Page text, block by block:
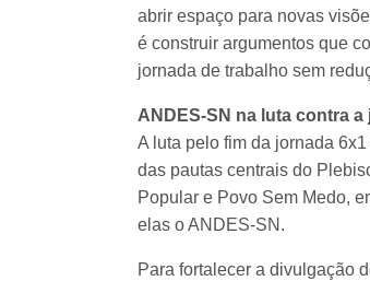
abrir espaço para novas
é construir argumentos que
jornada de trabalho sem
ANDES-SN na luta contra a
A luta pelo fim da jornada
das pautas centrais do
Popular e Povo Sem Medo,
elas o ANDES-SN.
Para fortalecer a divulgação